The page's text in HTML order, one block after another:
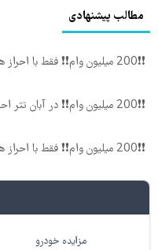
مطالب پیشنهادی
❗❗200 میلیون وام❗❗ فقط با احراز هویت در آبان تتر
❗❗200 میلیون وام❗❗ در آبان تتر احراز هویت کن
❗❗200 میلیون وام❗❗ فقط با احراز هویت
مزایده خودرو